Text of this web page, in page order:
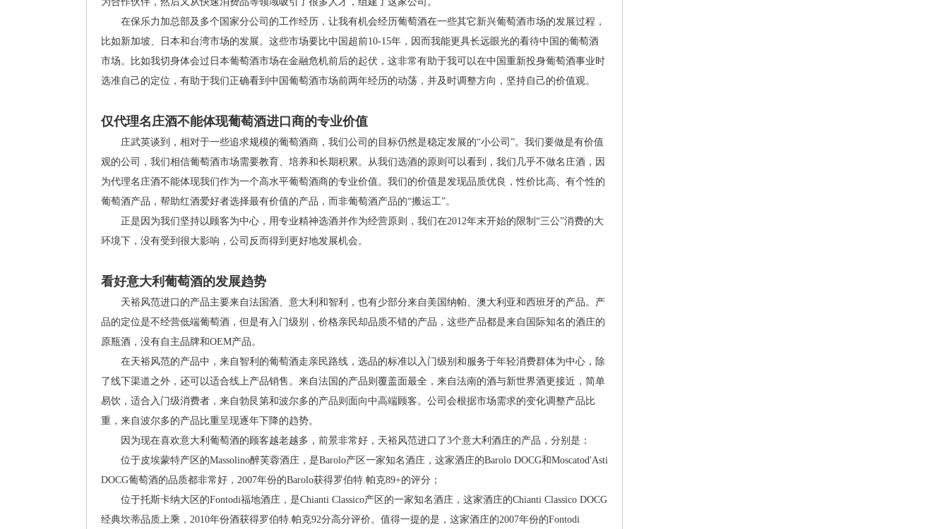
在保乐力加总部及多个国家分公司的工作经历，让我有机会经历葡萄酒在一些其它新兴葡萄酒市场的发展过程，
比如新加坡、日本和台湾市场的发展。这些市场要比中国超前10-15年，因而我能更具长远眼光的看待中国的葡萄酒
市场。比如我切身体会过日本葡萄酒市场在金融危机前后的起伏，这非常有助于我可以在中国重新投身葡萄酒事业时
选准自己的定位，有助于我们正确看到中国葡萄酒市场前两年经历的动荡，并及时调整方向，坚持自己的价值观。
仅代理名庄酒不能体现葡萄酒进口商的专业价值
庄武英谈到，相对于一些追求规模的葡萄酒商，我们公司的目标仍然是稳定发展的“小公司”。我们要做是有价值
观的公司，我们相信葡萄酒市场需要教育、培养和长期积累。从我们选酒的原则可以看到，我们几乎不做名庄酒，因
为代理名庄酒不能体现我们作为一个高水平葡萄酒商的专业价值。我们的价值是发现品质优良，性价比高、有个性的
葡萄酒产品，帮助红酒爱好者选择最有价值的产品，而非葡萄酒产品的“搬运工”。
正是因为我们坚持以顾客为中心，用专业精神选酒并作为经营原则，我们在2012年末开始的限制“三公”消费的大
环境下，没有受到很大影响，公司反而得到更好地发展机会。
看好意大利葡萄酒的发展趋势
天裕风范进口的产品主要来自法国酒、意大利和智利，也有少部分来自美国纳帕、澳大利亚和西班牙的产品。产
品的定位是不经营低端葡萄酒，但是有入门级别，价格亲民却品质不错的产品，这些产品都是来自国际知名的酒庄的
原瓶酒，没有自主品牌和OEM产品。
在天裕风范的产品中，来自智利的葡萄酒走亲民路线，选品的标准以入门级别和服务于年轻消费群体为中心，除
了线下渠道之外，还可以适合线上产品销售。来自法国的产品则覆盖面最全，来自法南的酒与新世界酒更接近，简单
易饮，适合入门级消费者，来自勃艮第和波尔多的产品则面向中高端顾客。公司会根据市场需求的变化调整产品比
重，来自波尔多的产品比重呈现逐年下降的趋势。
因为现在喜欢意大利葡萄酒的顾客越老越多，前景非常好，天裕风范进口了3个意大利酒庄的产品，分别是：
位于皮埃蒙特产区的Massolino醉芙蓉酒庄，是Barolo产区一家知名酒庄，这家酒庄的Barolo DOCG和Moscatod'Asti
DOCG葡萄酒的品质都非常好，2007年份的Barolo获得罗伯特.帕克89+的评分；
位于托斯卡纳大区的Fontodi福地酒庄，是Chianti Classico产区的一家知名酒庄，这家酒庄的Chianti Classico DOCG
经典坎蒂品质上乘，2010年份酒获得罗伯特.帕克92分高分评价。值得一提的是，这家酒庄的2007年份的Fontodi